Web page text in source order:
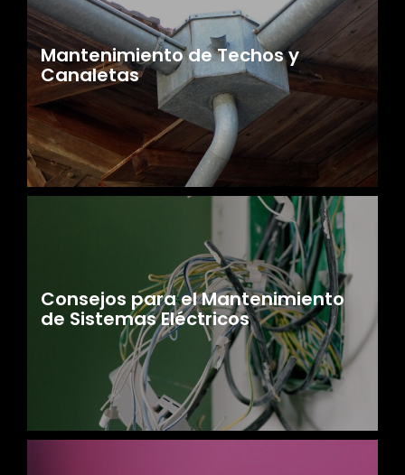
Mantenimiento de Techos y
Canaletas
Consejos para el Mantenimiento
de Sistemas Eléctricos